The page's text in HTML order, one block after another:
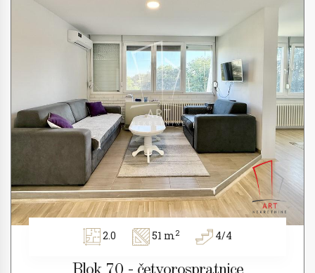
2.0 51 m2 4/4